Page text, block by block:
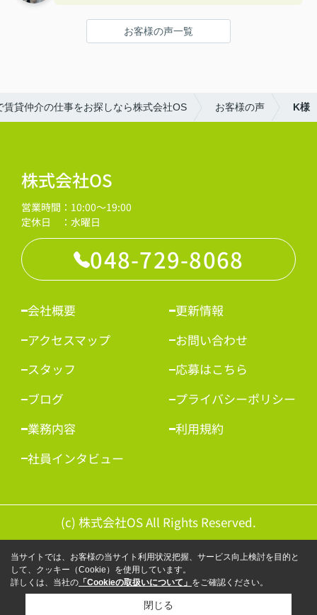
お客様の声一覧
賃貸仲介の仕事をお探しなら株式会社OS お客様の声 K様
株式会社OS
営業時間：10:00～19:00
定休日 ：水曜日
048-729-8068
会社概要
アクセスマップ
スタッフ
ブログ
業務内容
社員インタビュー
更新情報
お問い合わせ
応募はこちら
プライバシーポリシー
利用規約
(c) 株式会社OS All Rights Reserved.
当サイトでは、お客様の当サイト利用状況把握、サービス向上検討を目的と
して、クッキー（Cookie）を使用しています。
詳しくは、当社の 「Cookieの取扱いについて」 をご確認ください。
閉じる